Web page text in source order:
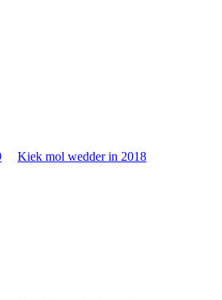
Kiek mol wedder in 2018